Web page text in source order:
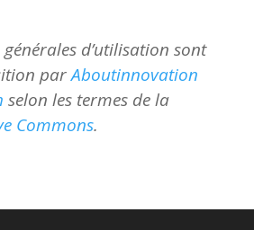
d’utilisation sont
parAboutinnovation
selon les termes de la
Commons.